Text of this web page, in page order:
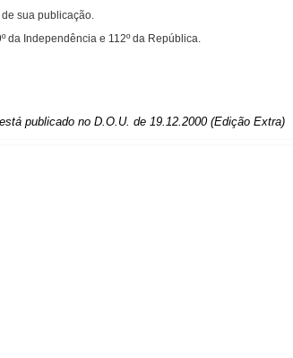
sua publicação.
da Independência e 112º da República.
publicado no D.O.U. de 19.12.2000 (Edição Extra)